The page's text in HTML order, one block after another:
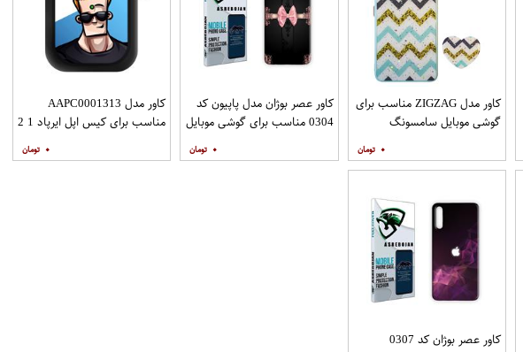
کاور مدل ZIGZAG مناسب برای
گوشی موبایل سامسونگ
پایه نگهدارنده
۰
کاور عصر بوژان مدل پاپیون کد
0304 مناسب برای گوشی موبایل
۰
کاور مدل AAPC0001313
مناسب برای کیس اپل ایرپاد 1 2
۰
کاور عصر بوژان کد 0307